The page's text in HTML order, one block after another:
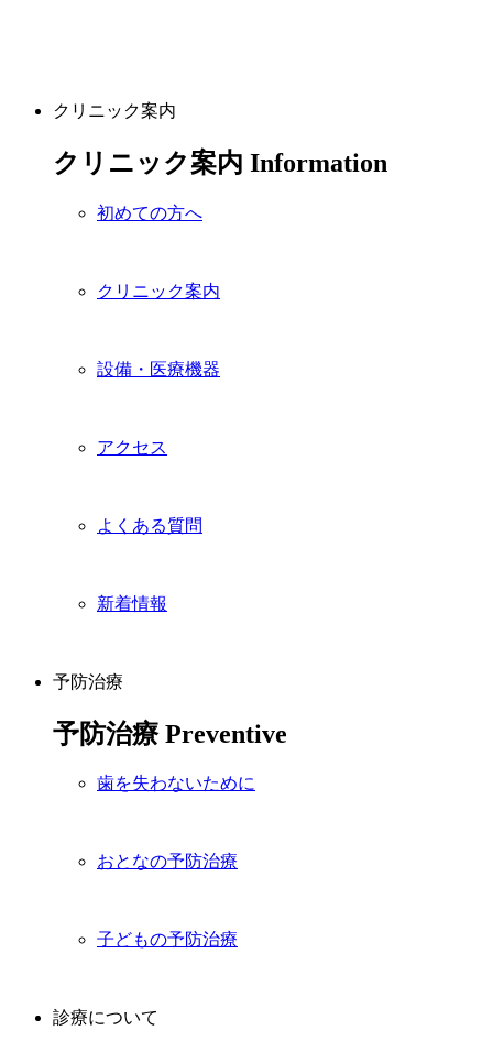
クリニック案内
クリニック案内 Information
初めての方へ
クリニック案内
設備・医療機器
アクセス
よくある質問
新着情報
予防治療
予防治療 Preventive
歯を失わないために
おとなの予防治療
子どもの予防治療
診療について